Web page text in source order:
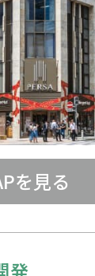
を見る
発